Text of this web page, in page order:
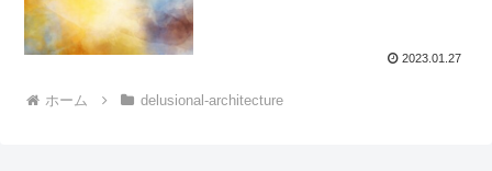
2023.01.27
ホーム delusional-architecture